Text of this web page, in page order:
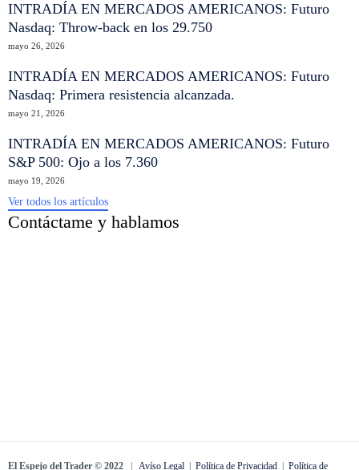
INTRADÍA EN MERCADOS AMERICANOS: Futuro
Nasdaq: Throw-back en los 29.750
mayo 26, 2026
INTRADÍA EN MERCADOS AMERICANOS: Futuro
Nasdaq: Primera resistencia alcanzada.
mayo 21, 2026
INTRADÍA EN MERCADOS AMERICANOS: Futuro
S&P 500: Ojo a los 7.360
mayo 19, 2026
Ver todos los artículos
Contáctame y hablamos
El Espejo del Trader © 2022 | Avíso Legal | Política de Privacidad | Política de